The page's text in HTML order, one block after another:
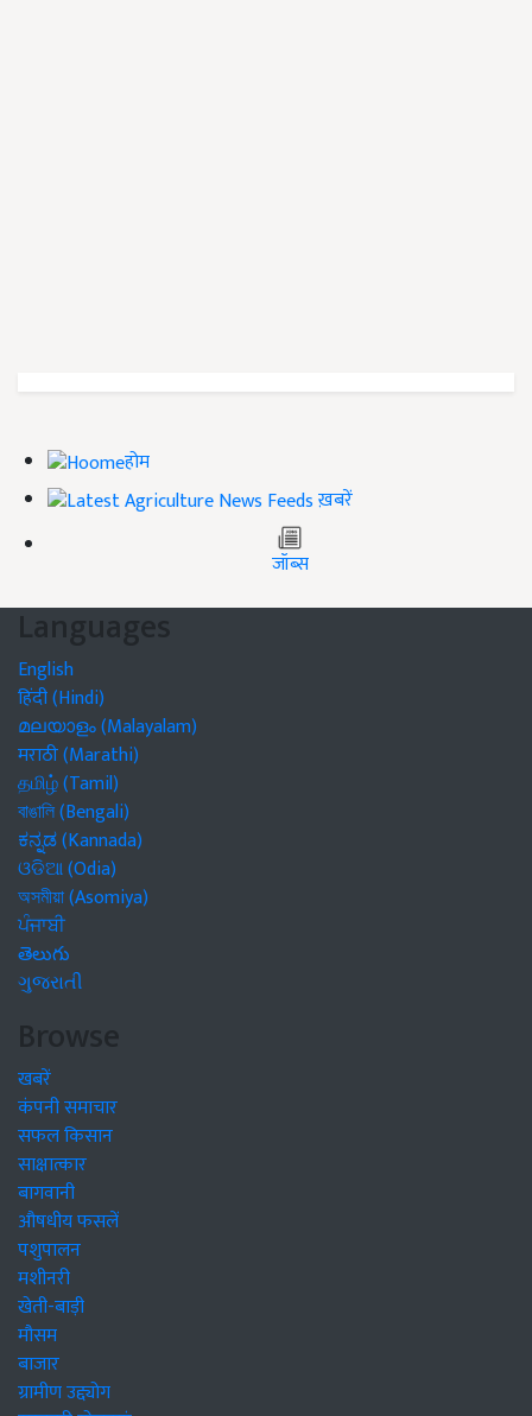
होम
ख़बरें
जॉब्स
Languages
English
हिंदी (Hindi)
മലയാളം (Malayalam)
मराठी (Marathi)
தமிழ் (Tamil)
বাঙালি (Bengali)
ಕನ್ನಡ (Kannada)
ଓଡିଆ (Odia)
অসমীয়া (Asomiya)
ਪੰਜਾਬੀ
తెలుగు
ગુજરાતી
Browse
खबरें
कंपनी समाचार
सफल किसान
साक्षात्कार
बागवानी
औषधीय फसलें
पशुपालन
मशीनरी
खेती-बाड़ी
मौसम
बाजार
ग्रामीण उद्द्योग